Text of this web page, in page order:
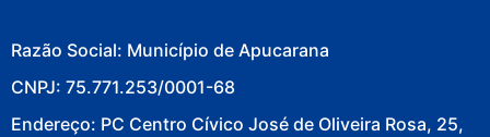
Razão Social: Município de Apucarana
CNPJ: 75.771.253/0001-68
Endereço: PC Centro Cívico José de Oliveira Rosa, 25,